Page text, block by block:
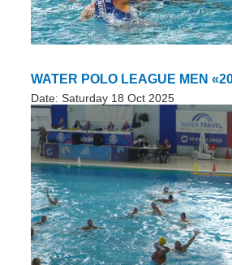
WATER POLO LEAGUE MEN
Date: Saturday 18 Oct 2025